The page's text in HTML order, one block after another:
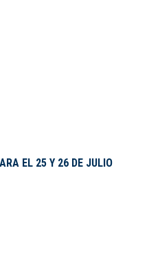
EL 25 Y 26 DE JULIO